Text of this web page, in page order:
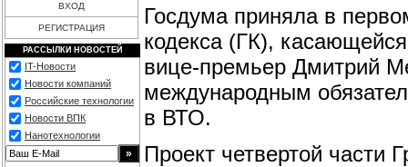
ВХОД
РЕГИСТРАЦИЯ
РАССЫЛКИ НОВОСТЕЙ
IT-Новости
Новости компаний
Российские технологии
Новости ВПК
Нанотехнологии
Госдума приняла в
кодекса (ГК),
вице-премьер Дмитрий
международным
в ВТО.
Проект четвертой части